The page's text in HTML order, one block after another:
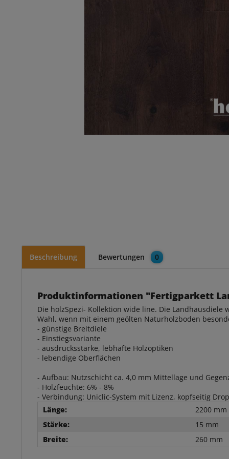
Beschreibung Bewertungen 0
Produktinformationen "Fertigparkett
Die holzSpezi- Kollektion wide line. Die
Wahl, wenn mit einem geölten Naturholzboden
- günstige Breitdiele
- Einstiegsvariante
- ausdrucksstarke, lebhafte Holzoptiken
- lebendige Oberflächen
- Aufbau: Nutzschicht ca. 4,0 mm Mittellage und
- Holzfeuchte: 6% - 8%
- Verbindung: Uniclic-System mit Lizenz, kopfseitig
Länge:
2200 mm
Stärke:
15 mm
Breite:
260 mm